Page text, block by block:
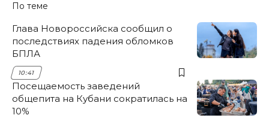
По теме
Глава Новороссийска сообщил о
последствиях падения обломков
БПЛА
10:41
Посещаемость заведений
общепита на Кубани сократилась на
10%